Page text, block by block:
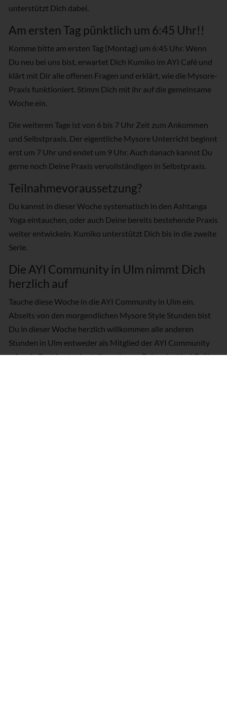
unterstützt Dich dabei.
Am ersten Tag pünktlich um 6:45 Uhr!!
Komme bitte am ersten Tag (Montag) um 6:45 Uhr. Wenn
Du neu bei uns bist, erwartet Dich Kumiko im AYI Café und
klärt mit Dir alle offenen Fragen und erklärt, wie die Mysore-
Praxis funktioniert. Stimm Dich mit ihr auf die gemeinsame
Woche ein.
Die weiteren Tage ist von 6 bis 7 Uhr Zeit zum Ankommen
und Selbstpraxis. Der eigentliche Mysore Unterricht beginnt
erst um 7 Uhr und endet um 9 Uhr. Auch danach kannst Du
gerne noch Deine Praxis vervollständigen in Selbstpraxis.
Teilnahmevoraussetzung?
Du kannst in dieser Woche systematisch in den Ashtanga
Yoga eintauchen, oder auch Deine bereits bestehende Praxis
weiter entwickeln. Kumiko unterstützt Dich bis in die zweite
Serie.
Die AYI Community in Ulm nimmt Dich
herzlich auf
Tauche diese Woche in die AYI Community in Ulm ein.
Abseits von den morgendlichen Mysore Style Stunden bist
Du in dieser Woche herzlich willkommen alle anderen
Stunden in Ulm entweder als Mitglied der AYI Community
oder als Gast kostenlos teilzunehmen. Relaxe im Yogi Café